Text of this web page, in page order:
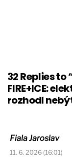
32 Replies to
FIRE+ICE:
rozhodl
Fiala Jaroslav
11. 6. 2026 (16:01)